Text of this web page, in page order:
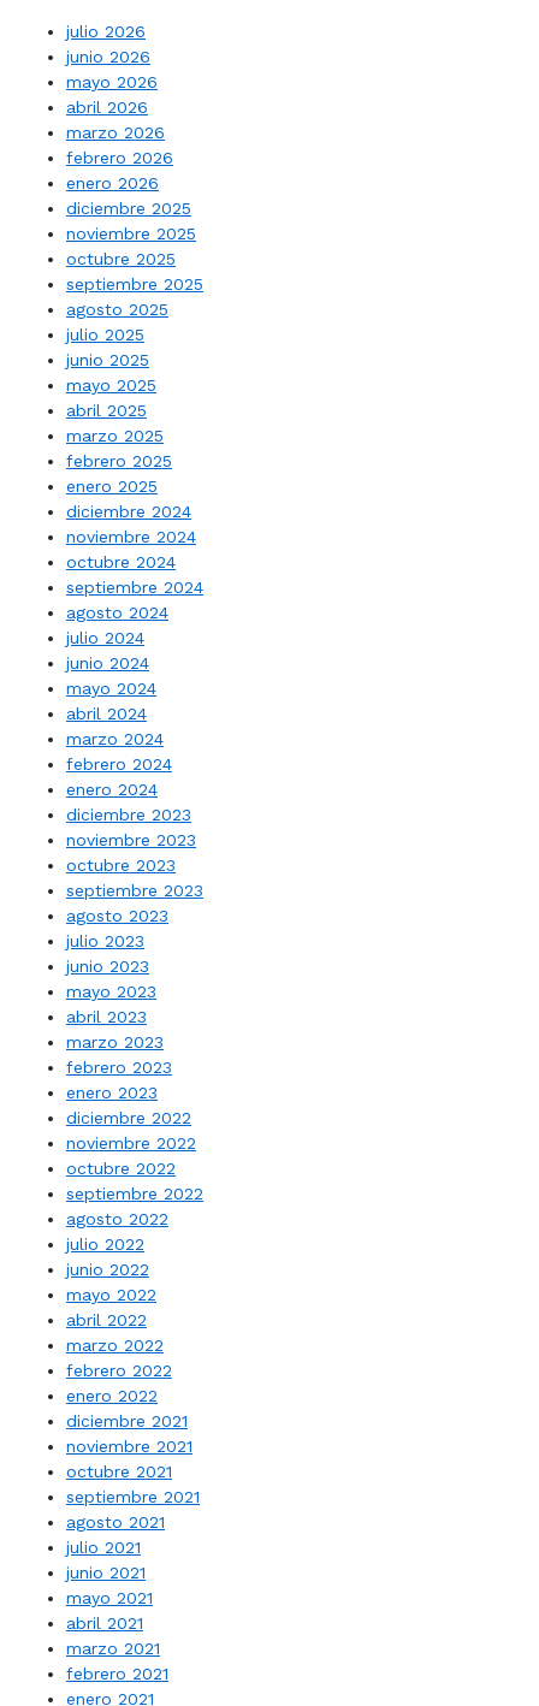
julio 2026
junio 2026
mayo 2026
abril 2026
marzo 2026
febrero 2026
enero 2026
diciembre 2025
noviembre 2025
octubre 2025
septiembre 2025
agosto 2025
julio 2025
junio 2025
mayo 2025
abril 2025
marzo 2025
febrero 2025
enero 2025
diciembre 2024
noviembre 2024
octubre 2024
septiembre 2024
agosto 2024
julio 2024
junio 2024
mayo 2024
abril 2024
marzo 2024
febrero 2024
enero 2024
diciembre 2023
noviembre 2023
octubre 2023
septiembre 2023
agosto 2023
julio 2023
junio 2023
mayo 2023
abril 2023
marzo 2023
febrero 2023
enero 2023
diciembre 2022
noviembre 2022
octubre 2022
septiembre 2022
agosto 2022
julio 2022
junio 2022
mayo 2022
abril 2022
marzo 2022
febrero 2022
enero 2022
diciembre 2021
noviembre 2021
octubre 2021
septiembre 2021
agosto 2021
julio 2021
junio 2021
mayo 2021
abril 2021
marzo 2021
febrero 2021
enero 2021